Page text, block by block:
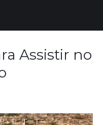
Assistir no